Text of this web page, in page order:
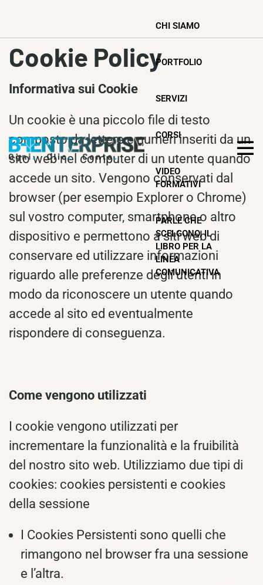
CHI SIAMO
PORTFOLIO
SERVIZI
CORSI
VIDEO
FORMATIVI
PARLE CHE
SCELGONO, IL
LIBRO PER LA
LINEA
COMUNICATIVA
Cookie Policy
Informativa sui Cookie
Un cookie è una piccolo file di testo
composto da lettere e numeri inseriti da un
sito web nel computer di un utente quando
accede un sito. Vengono conservati dal
browser (per esempio Explorer o Chrome)
sul vostro computer, smartphone o altro
dispositivo e permettono a siti web di
conservare ed utilizzare informazioni
riguardo alle preferenze degli utenti in
modo da riconoscere un utente quando
accede al sito ed eventualmente
rispondere di conseguenza.
Come vengono utilizzati
I cookie vengono utilizzati per
incrementare la funzionalità e la fruibilità
del nostro sito web. Utilizziamo due tipi di
cookies: cookies persistenti e cookies
della sessione
I Cookies Persistenti sono quelli che
rimangono nel browser fra una sessione
e l’altra.